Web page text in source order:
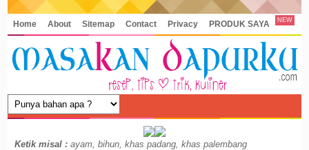
Home About Sitemap Contact Privacy PRODUK SAYA NEW
Ketik misal : ayam, bihun, khas padang, khas palembang